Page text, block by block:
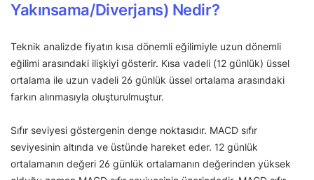
Yakınsama/Diverjans) Nedir?
Teknik analizde fiyatın kısa dönemli eğilimiyle uzun dönemli
eğilimi arasındaki ilişkiyi gösterir. Kısa vadeli (12 günlük) üssel
ortalama ile uzun vadeli 26 günlük üssel ortalama arasındaki
farkın alınmasıyla oluşturulmuştur.
Sıfır seviyesi göstergenin denge noktasıdır. MACD sıfır
seviyesinin altında ve üstünde hareket eder. 12 günlük
ortalamanın değeri 26 günlük ortalamanın değerinden yüksek